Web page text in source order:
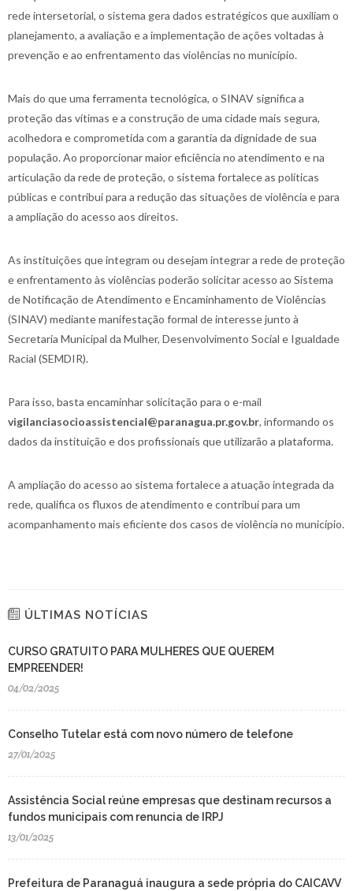
rede intersetorial, o sistema gera dados estratégicos que auxiliam o
planejamento, a avaliação e a implementação de ações voltadas à
prevenção e ao enfrentamento das violências no município.
Mais do que uma ferramenta tecnológica, o SINAV significa a
proteção das vítimas e a construção de uma cidade mais segura,
acolhedora e comprometida com a garantia da dignidade de sua
população. Ao proporcionar maior eficiência no atendimento e na
articulação da rede de proteção, o sistema fortalece as políticas
públicas e contribui para a redução das situações de violência e para
a ampliação do acesso aos direitos.
As instituições que integram ou desejam integrar a rede de proteção
e enfrentamento às violências poderão solicitar acesso ao Sistema
de Notificação de Atendimento e Encaminhamento de Violências
(SINAV) mediante manifestação formal de interesse junto à
Secretaria Municipal da Mulher, Desenvolvimento Social e Igualdade
Racial (SEMDIR).
Para isso, basta encaminhar solicitação para o e-mail
vigilanciasocioassistencial@paranagua.pr.gov.br, informando os
dados da instituição e dos profissionais que utilizarão a plataforma.
A ampliação do acesso ao sistema fortalece a atuação integrada da
rede, qualifica os fluxos de atendimento e contribui para um
acompanhamento mais eficiente dos casos de violência no município.
ÚLTIMAS NOTÍCIAS
CURSO GRATUITO PARA MULHERES QUE QUEREM
EMPREENDER!
04/02/2025
Conselho Tutelar está com novo número de telefone
27/01/2025
Assistência Social reúne empresas que destinam recursos a
fundos municipais com renuncia de IRPJ
13/01/2025
Prefeitura de Paranaguá inaugura a sede própria do CAICAVV